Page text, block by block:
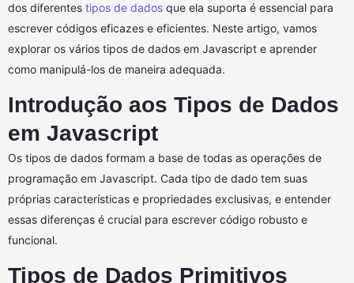
dos diferentes tipos de dados que ela suporta é essencial para
escrever códigos eficazes e eficientes. Neste artigo, vamos
explorar os vários tipos de dados em Javascript e aprender
como manipulá-los de maneira adequada.
Introdução aos Tipos de Dados
em Javascript
Os tipos de dados formam a base de todas as operações de
programação em Javascript. Cada tipo de dado tem suas
próprias características e propriedades exclusivas, e entender
essas diferenças é crucial para escrever código robusto e
funcional.
Tipos de Dados Primitivos